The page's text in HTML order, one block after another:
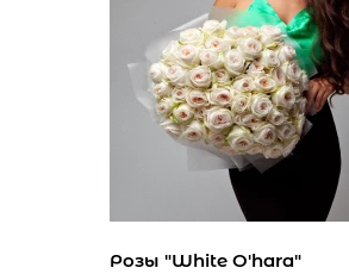
Розы "White O'hara"